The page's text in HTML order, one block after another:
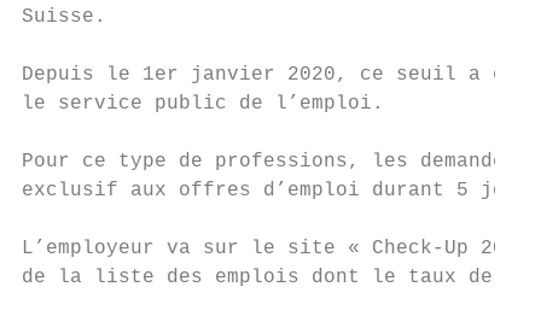
Suisse.
Depuis le 1er janvier 2020, ce seuil a été
le service public de l’emploi.
Pour ce type de professions, les
exclusif aux offres d’emploi durant 5
L’employeur va sur le site « Check-Up
de la liste des emplois dont le taux de